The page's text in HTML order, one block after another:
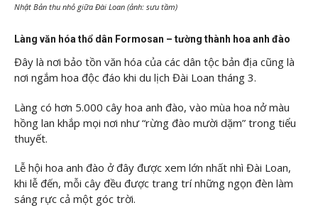
Nhật Bản thu nhỏ giữa Đài Loan (ảnh: sưu tầm)
Làng văn hóa thổ dân Formosan – tường thành hoa anh đào
Đây là nơi bảo tồn văn hóa của các dân tộc bản địa cũng là
nơi ngắm hoa độc đáo khi du lịch Đài Loan tháng 3.
Làng có hơn 5.000 cây hoa anh đào, vào mùa hoa nở màu
hồng lan khắp mọi nơi như “rừng đào mười dặm” trong tiểu
thuyết.
Lễ hội hoa anh đào ở đây được xem lớn nhất nhì Đài Loan,
khi lễ đến, mỗi cây đều được trang trí những ngọn đèn làm
sáng rực cả một góc trời.